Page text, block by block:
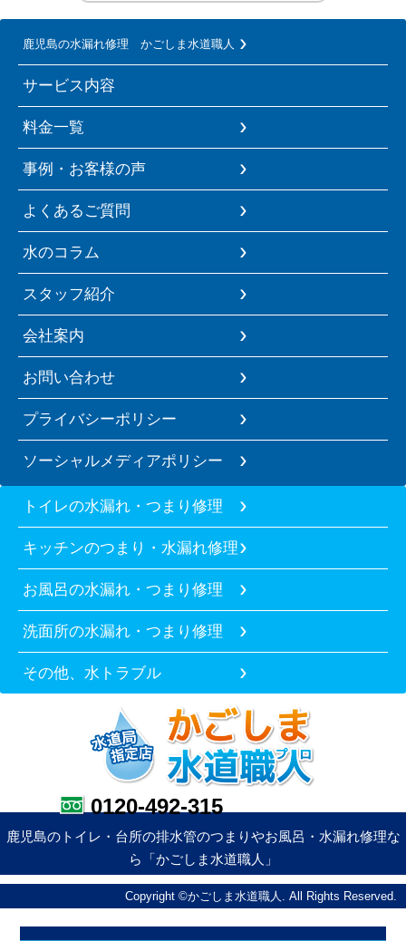
鹿児島の水漏れ修理 かごしま水道職人
サービス内容
料金一覧
事例・お客様の声
よくあるご質問
水のコラム
スタッフ紹介
会社案内
お問い合わせ
プライバシーポリシー
ソーシャルメディアポリシー
トイレの水漏れ・つまり修理
キッチンのつまり・水漏れ修理
お風呂の水漏れ・つまり修理
洗面所の水漏れ・つまり修理
その他、水トラブル
0120-492-315
鹿児島のトイレ・台所の排水管のつまりやお風呂・水漏れ修理な
ら「かごしま水道職人」
Copyright ©かごしま水道職人. All Rights Reserved.